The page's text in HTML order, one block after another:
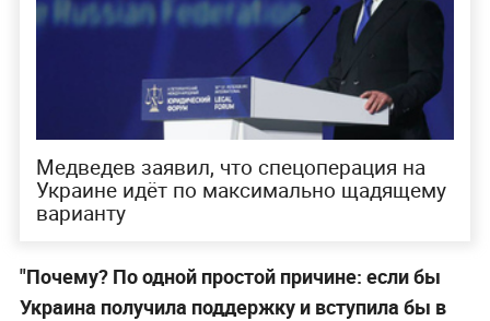
Медведев заявил, что спецоперация на
Украине идёт по максимально щадящему
варианту
"Почему? По одной простой причине: если бы
Украина получила поддержку и вступила бы в